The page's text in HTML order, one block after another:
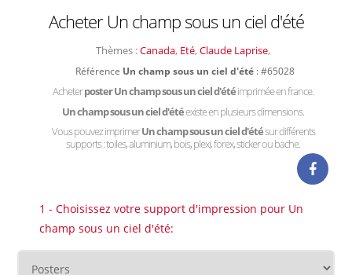
Acheter Un champ sous un ciel d'été
Thèmes :Canada, Eté, Claude Laprise,
Référence Un champ sous un ciel d'été : #65028
Acheterposter Un champ sous un ciel d'étéimprimée en france.
Un champ sous un ciel d'étéexiste en plusieurs dimensions.
Vous pouvez imprimerUn champ sous un ciel d'étésur différents
supports : toiles, aluminium, bois, plexi, forex, sticker ou bache.
1 - Choisissez votre support d'impression pour Un
champ sous un ciel d'été: